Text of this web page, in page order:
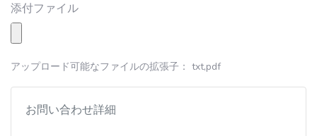
添付ファイル
アップロード可能なファイルの拡張子： txt,pdf